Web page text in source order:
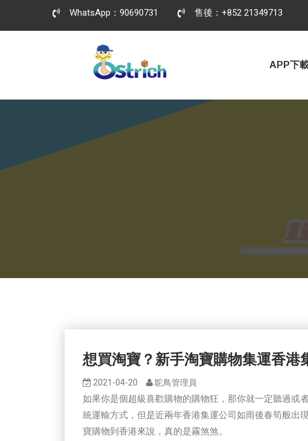
WhatsApp：90690731 售後：+852 21349713
APP下
想買淘寶？新手淘寶購物集運香港
2021-04-20 鴕鳥管理員
如果你是個超級喜歡購物的購物狂，那你就一定聽過或
統運輸方式，但是近兩年香港集運公司如雨後春筍般出
寶購物到香港來說，真的是霧煞煞。